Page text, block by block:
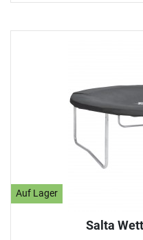
Auf Lager
Salta